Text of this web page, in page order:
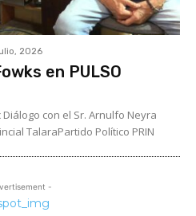
2026
en PULSO
con el Sr. Arnulfo Neyra
TalaraPartido Político PRIN
-